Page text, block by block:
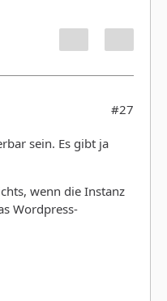
#27
sein. Es gibt ja
wenn die Instanz
Wordpress-